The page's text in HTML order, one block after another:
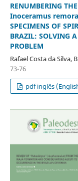
RENUMBERING
Inoceramus
SPECIMENS OF
BRAZIL: SOLVING
PROBLEM
Rafael Costa da Silva,
73-76
pdf inglês